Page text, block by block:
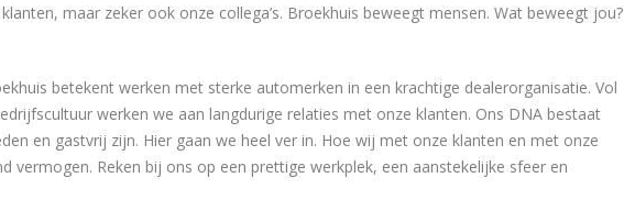
maar zeker ook onze collega’s. Broekhuis beweegt mensen. Wat beweegt jou?
betekent werken met sterke automerken in een krachtige dealerorganisatie. Vol
werken we aan langdurige relaties met onze klanten. Ons DNA bestaat
en gastvrij zijn. Hier gaan we heel ver in. Hoe wij met onze klanten en met onze
vermogen. Reken bij ons op een prettige werkplek, een aanstekelijke sfeer en